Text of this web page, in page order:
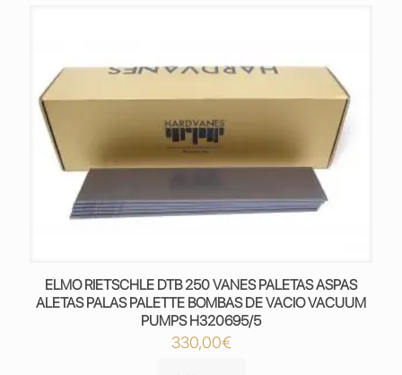
ELMO RIETSCHLE DTB 250 VANES PALETAS ASPAS
ALETAS PALAS PALETTE BOMBAS DE VACIO VACUUM
PUMPS H320695/5
330,00€